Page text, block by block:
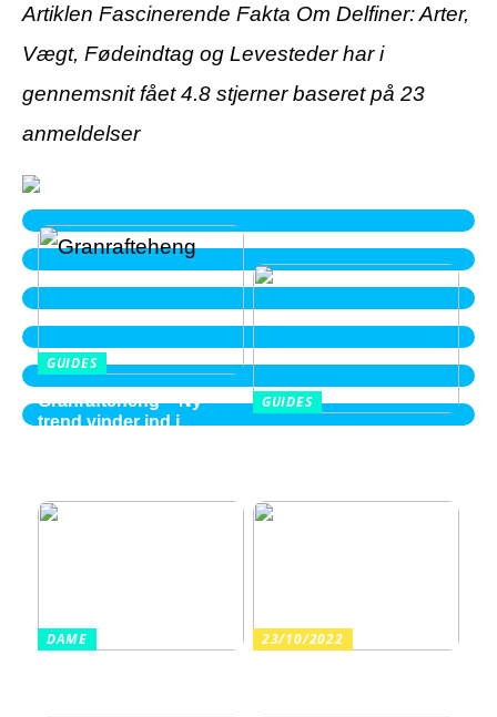
Artiklen Fascinerende Fakta Om Delfiner: Arter,
Vægt, Fødeindtag og Levesteder har i
gennemsnit fået4.8 stjerner baseret på 23
anmeldelser
GUIDES
Granrafteheng – Ny
trend vinder ind i
GUIDES
DAME 23/10/2022